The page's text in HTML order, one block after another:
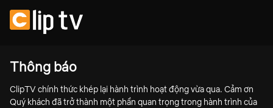
Thông báo
ClipTV chính thức khép lại hành trình hoạt động vừa qua. Cảm ơn
Quý khách đã trở thành một phần quan trọng trong hành trình của